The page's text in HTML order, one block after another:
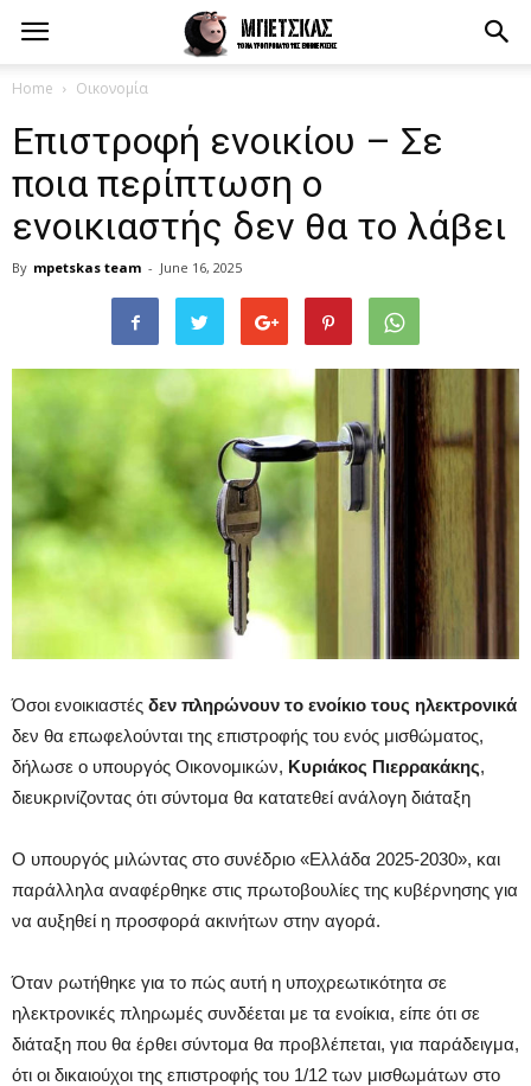
Home Οικονομία
Επιστροφή ενοικίου – Σε
ποια περίπτωση ο
ενοικιαστής δεν θα το λάβει
By mpetskas team - June 16, 2025
Όσοι ενοικιαστές δεν πληρώνουν το ενοίκιο τους ηλεκτρονικά
δεν θα επωφελούνται της επιστροφής του ενός μισθώματος,
δήλωσε ο υπουργός Οικονομικών, Κυριάκος Πιερρακάκης,
διευκρινίζοντας ότι σύντομα θα κατατεθεί ανάλογη διάταξη
Ο υπουργός μιλώντας στο συνέδριο «Ελλάδα 2025-2030», και
παράλληλα αναφέρθηκε στις πρωτοβουλίες της κυβέρνησης για
να αυξηθεί η προσφορά ακινήτων στην αγορά.
Όταν ρωτήθηκε για το πώς αυτή η υποχρεωτικότητα σε
ηλεκτρονικές πληρωμές συνδέεται με τα ενοίκια, είπε ότι σε
διάταξη που θα έρθει σύντομα θα προβλέπεται, για παράδειγμα,
ότι οι δικαιούχοι της επιστροφής του 1/12 των μισθωμάτων στο